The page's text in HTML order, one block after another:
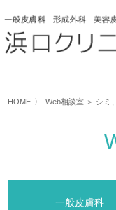
HOME Web相談室 ＞ シミ
一般皮膚科